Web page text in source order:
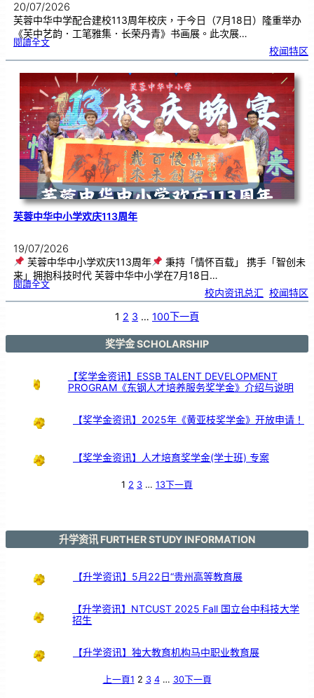
20/07/2026
芙蓉中华中学配合建校113周年校庆，于今日（7月18日）隆重举办
《芙中艺韵．工笔雅集．长荣丹青》书画展。此次展…
閱讀全文:《
艺
．
工
笔
雅
集
．
长
荣
丹
青
》
书
画
展
开
幕
校闻特区
芙蓉中华中小学欢庆113周年
19/07/2026
芙蓉中华中小学欢庆113周年
秉持「情怀百载」 携手「智创未
来」拥抱科技时代 芙蓉中华中小学在7月18日…
閱讀全文:芙
华
1
年
校内资讯总汇 校闻特区
1 2 3 … 100下一頁
奖学金 SCHOLARSHIP
【奖学金资讯】ESSB TALENT DEVELOPMENT
PROGRAM《东钢人才培养服务奖学金》介绍与说明
【奖学金资讯】2025年《黄亚枝奖学金》开放申请！
【奖学金资讯】人才培育奖学金(学士班) 专案
1 2 3 … 13下一頁
升学资讯 FURTHER STUDY INFORMATION
【升学资讯】5月22日“贵州高等教育展
【升学资讯】NTCUST 2025 Fall 国立台中科技大学
招生
【升学资讯】独大教育机构马中职业教育展
上一頁1 2 3 4 … 30下一頁